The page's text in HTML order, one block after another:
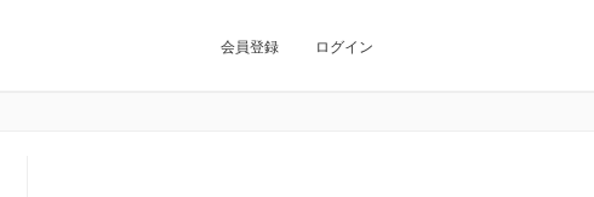
会員登録 ログイン